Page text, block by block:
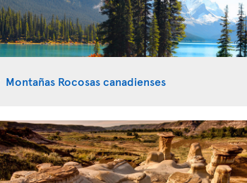
Montañas Rocosas canadienses